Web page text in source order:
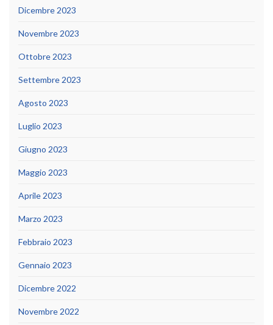
Dicembre 2023
Novembre 2023
Ottobre 2023
Settembre 2023
Agosto 2023
Luglio 2023
Giugno 2023
Maggio 2023
Aprile 2023
Marzo 2023
Febbraio 2023
Gennaio 2023
Dicembre 2022
Novembre 2022